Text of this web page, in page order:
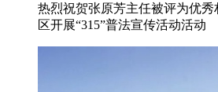
热烈祝贺张原芳主任被评为优
区开展“315”普法宣传活动活动